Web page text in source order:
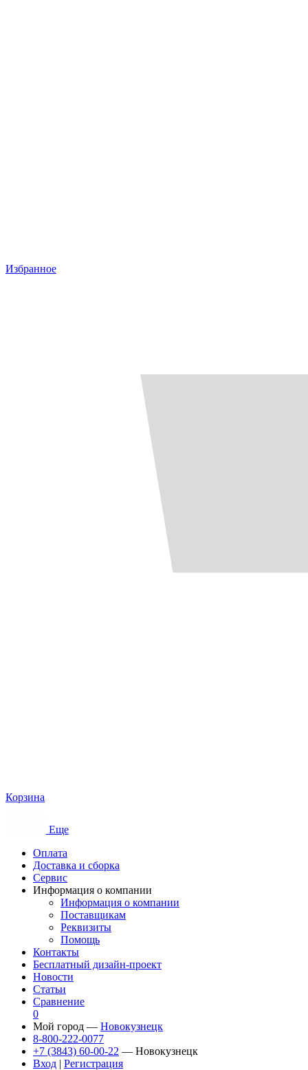
Избранное
Корзина
Еще
Оплата
Доставка и сборка
Сервис
Информация о компании
Информация о компании
Поставщикам
Реквизиты
Помощь
Контакты
Бесплатный дизайн-проект
Новости
Статьи
Сравнение
0
Мой город — Новокузнецк
8-800-222-0077
+7 (3843) 60-00-22 — Новокузнецк
Вход | Регистрация